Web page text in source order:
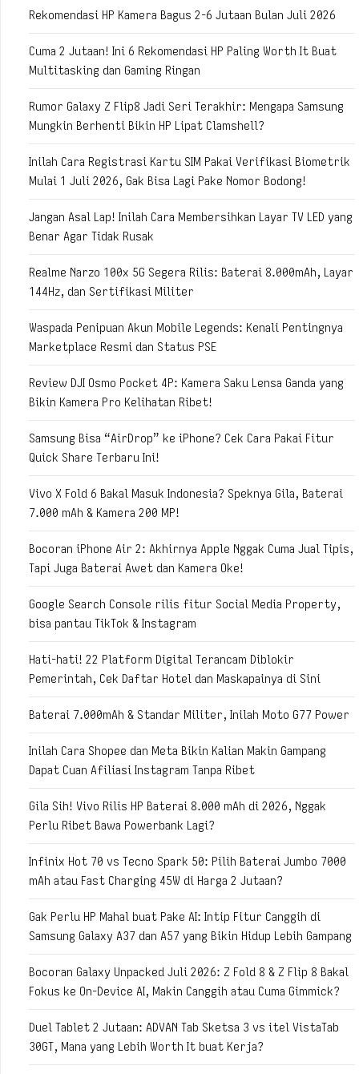
Rekomendasi HP Kamera Bagus 2-6 Jutaan Bulan Juli 2026
Cuma 2 Jutaan! Ini 6 Rekomendasi HP Paling Worth It Buat
Multitasking dan Gaming Ringan
Rumor Galaxy Z Flip8 Jadi Seri Terakhir: Mengapa Samsung
Mungkin Berhenti Bikin HP Lipat Clamshell?
Inilah Cara Registrasi Kartu SIM Pakai Verifikasi Biometrik
Mulai 1 Juli 2026, Gak Bisa Lagi Pake Nomor Bodong!
Jangan Asal Lap! Inilah Cara Membersihkan Layar TV LED yang
Benar Agar Tidak Rusak
Realme Narzo 100x 5G Segera Rilis: Baterai 8.000mAh, Layar
144Hz, dan Sertifikasi Militer
Waspada Penipuan Akun Mobile Legends: Kenali Pentingnya
Marketplace Resmi dan Status PSE
Review DJI Osmo Pocket 4P: Kamera Saku Lensa Ganda yang
Bikin Kamera Pro Kelihatan Ribet!
Samsung Bisa “AirDrop” ke iPhone? Cek Cara Pakai Fitur
Quick Share Terbaru Ini!
Vivo X Fold 6 Bakal Masuk Indonesia? Speknya Gila, Baterai
7.000 mAh & Kamera 200 MP!
Bocoran iPhone Air 2: Akhirnya Apple Nggak Cuma Jual Tipis,
Tapi Juga Baterai Awet dan Kamera Oke!
Google Search Console rilis fitur Social Media Property,
bisa pantau TikTok & Instagram
Hati-hati! 22 Platform Digital Terancam Diblokir
Pemerintah, Cek Daftar Hotel dan Maskapainya di Sini
Baterai 7.000mAh & Standar Militer, Inilah Moto G77 Power
Inilah Cara Shopee dan Meta Bikin Kalian Makin Gampang
Dapat Cuan Afiliasi Instagram Tanpa Ribet
Gila Sih! Vivo Rilis HP Baterai 8.000 mAh di 2026, Nggak
Perlu Ribet Bawa Powerbank Lagi?
Infinix Hot 70 vs Tecno Spark 50: Pilih Baterai Jumbo 7000
mAh atau Fast Charging 45W di Harga 2 Jutaan?
Gak Perlu HP Mahal buat Pake AI: Intip Fitur Canggih di
Samsung Galaxy A37 dan A57 yang Bikin Hidup Lebih Gampang
Bocoran Galaxy Unpacked Juli 2026: Z Fold 8 & Z Flip 8 Bakal
Fokus ke On-Device AI, Makin Canggih atau Cuma Gimmick?
Duel Tablet 2 Jutaan: ADVAN Tab Sketsa 3 vs itel VistaTab
30GT, Mana yang Lebih Worth It buat Kerja?